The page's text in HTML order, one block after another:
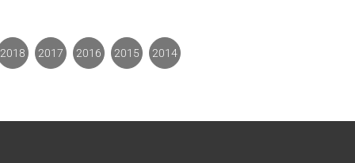
2018 2017 2016 2015 2014